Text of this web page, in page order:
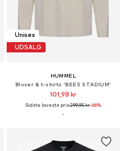
Unisex
UDSALG
HUMMEL
Bluser & t-shirts 'BEES STADIUM'
101,98 kr
Sidste laveste pris:299,95 kr-66%